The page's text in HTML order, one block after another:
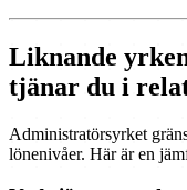
Liknande
tjänar du i
Administratörsyrket
lönenivåer. Här är en